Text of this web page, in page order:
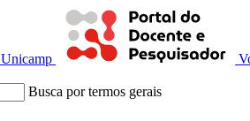
Busca por termos gerais